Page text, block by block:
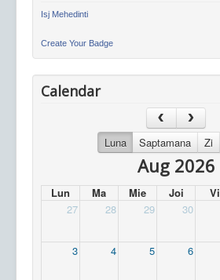
Isj Mehedinti
Create Your Badge
Calendar
Luna Saptamana Zi
Aug 2026
Lun Ma Mie Joi Vi
27
28 29 30
3 4 5 6